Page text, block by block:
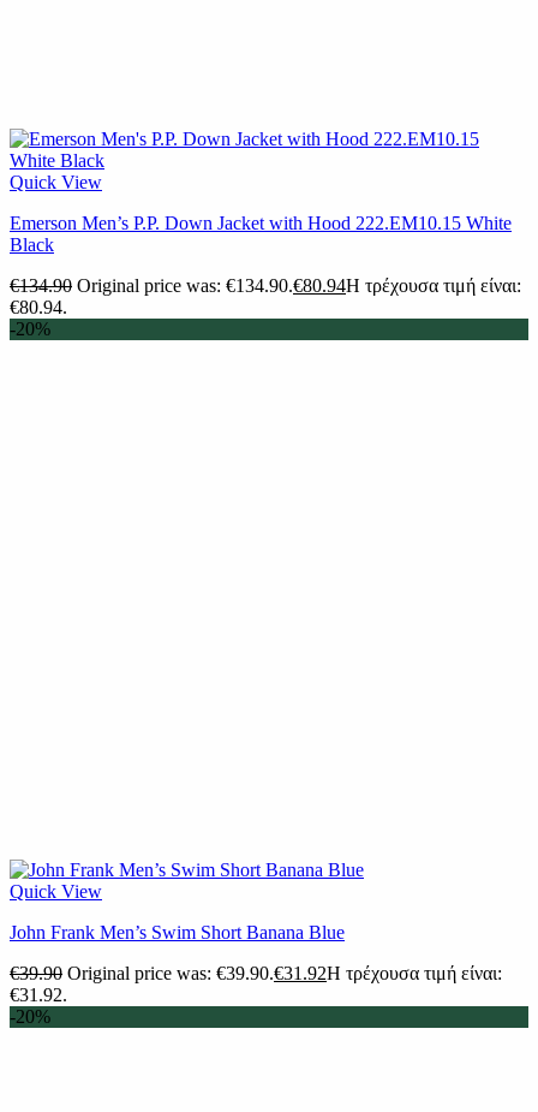
Quick View
Emerson Men’s P.P. Down Jacket with Hood 222.EM10.15 White
Black
€134.90 Original price was: €134.90.€80.94Η τρέχουσα τιμή είναι:
€80.94.
-20%
Quick View
John Frank Men’s Swim Short Banana Blue
€39.90 Original price was: €39.90.€31.92Η τρέχουσα τιμή είναι:
€31.92.
-20%